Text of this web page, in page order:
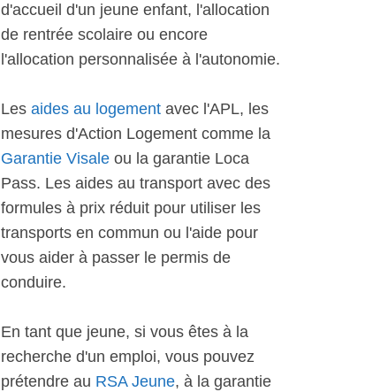
d'accueil d'un jeune enfant, l'allocation
de rentrée scolaire ou encore
l'allocation personnalisée à l'autonomie.
Les aides au logement avec l'APL, les
mesures d'Action Logement comme la
Garantie Visale ou la garantie Loca
Pass. Les aides au transport avec des
formules à prix réduit pour utiliser les
transports en commun ou l'aide pour
vous aider à passer le permis de
conduire.
En tant que jeune, si vous êtes à la
recherche d'un emploi, vous pouvez
prétendre au RSA Jeune, à la garantie